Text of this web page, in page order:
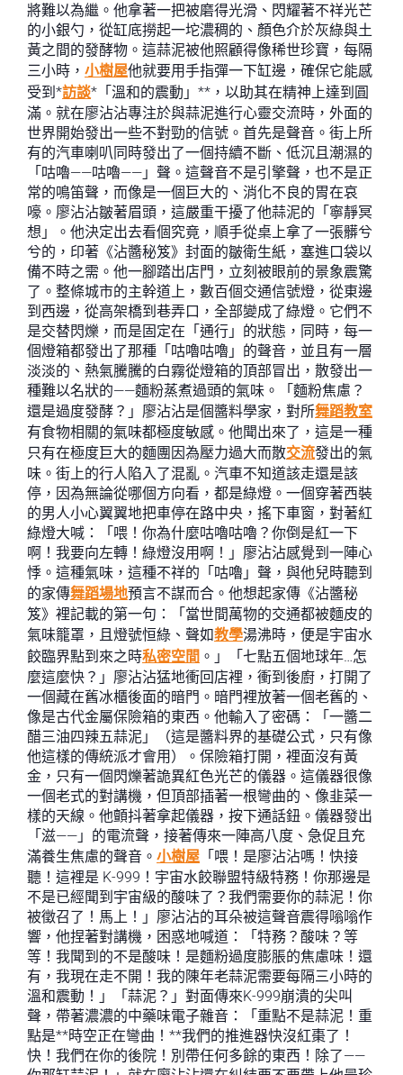
將難以為繼。他拿著一把被磨得光滑、閃耀著不祥光芒
的小銀勺，從缸底撈起一坨濃稠的、顏色介於灰綠與土
黃之間的發酵物。這蒜泥被他照顧得像稀世珍寶，每隔
三小時， 小樹屋他就要用手指彈一下缸邊，確保它能感
受到*訪談*「溫和的震動」**，以助其在精神上達到圓
滿。就在廖沾沾專注於與蒜泥進行心靈交流時，外面的
世界開始發出一些不對勁的信號。首先是聲音。街上所
有的汽車喇叭同時發出了一個持續不斷、低沉且潮濕的
「咕嚕——咕嚕——」聲。這聲音不是引擎聲，也不是正
常的鳴笛聲，而像是一個巨大的、消化不良的胃在哀
嚎。廖沾沾皺著眉頭，這嚴重干擾了他蒜泥的「寧靜冥
想」。他決定出去看個究竟，順手從桌上拿了一張髒兮
兮的，印著《沾醬秘笈》封面的皺衛生紙，塞進口袋以
備不時之需。他一腳踏出店門，立刻被眼前的景象震驚
了。整條城市的主幹道上，數百個交通信號燈，從東邊
到西邊，從高架橋到巷弄口，全部變成了綠燈。它們不
是交替閃爍，而是固定在「通行」的狀態，同時，每一
個燈箱都發出了那種「咕嚕咕嚕」的聲音，並且有一層
淡淡的、熱氣騰騰的白霧從燈箱的頂部冒出，散發出一
種難以名狀的——麵粉蒸煮過頭的氣味。「麵粉焦慮？
還是過度發酵？」廖沾沾是個醬料學家，對所舞蹈教室
有食物相關的氣味都極度敏感。他聞出來了，這是一種
只有在極度巨大的麵團因為壓力過大而散交流發出的氣
味。街上的行人陷入了混亂。汽車不知道該走還是該
停，因為無論從哪個方向看，都是綠燈。一個穿著西裝
的男人小心翼翼地把車停在路中央，搖下車窗，對著紅
綠燈大喊：「喂！你為什麼咕嚕咕嚕？你倒是紅一下
啊！我要向左轉！綠燈沒用啊！」廖沾沾感覺到一陣心
悸。這種氣味，這種不祥的「咕嚕」聲，與他兒時聽到
的家傳舞蹈場地預言不謀而合。他想起家傳《沾醬秘
笈》裡記載的第一句：「當世間萬物的交通都被麵皮的
氣味籠罩，且燈號恒綠、聲如教學湯沸時，便是宇宙水
餃臨界點到來之時私密空間 。」「七點五個地球年…怎
麼這麼快？」廖沾沾猛地衝回店裡，衝到後廚，打開了
一個藏在舊冰櫃後面的暗門。暗門裡放著一個老舊的、
像是古代金屬保險箱的東西。他輸入了密碼：「一醬二
醋三油四辣五蒜泥」（這是醬料界的基礎公式，只有像
他這樣的傳統派才會用）。保險箱打開，裡面沒有黃
金，只有一個閃爍著詭異紅色光芒的儀器。這儀器很像
一個老式的對講機，但頂部插著一根彎曲的、像韭菜一
樣的天線。他顫抖著拿起儀器，按下通話鈕。儀器發出
「滋——」的電流聲，接著傳來一陣高八度、急促且充
滿養生焦慮的聲音。 小樹屋 「喂！是廖沾沾嗎！快接
聽！這裡是 K-999！宇宙水餃聯盟特級特務！你那邊是
不是已經聞到宇宙級的酸味了？我們需要你的蒜泥！你
被徵召了！馬上！」廖沾沾的耳朵被這聲音震得嗡嗡作
響，他捏著對講機，困惑地喊道：「特務？酸味？等
等！我聞到的不是酸味！是麵粉過度膨脹的焦慮味！還
有，我現在走不開！我的陳年老蒜泥需要每隔三小時的
溫和震動！」「蒜泥？」對面傳來K-999崩潰的尖叫
聲，帶著濃濃的中藥味電子雜音：「重點不是蒜泥！重
點是**時空正在彎曲！**我們的推進器快沒紅棗了！
快！我們在你的後院！別帶任何多餘的東西！除了——